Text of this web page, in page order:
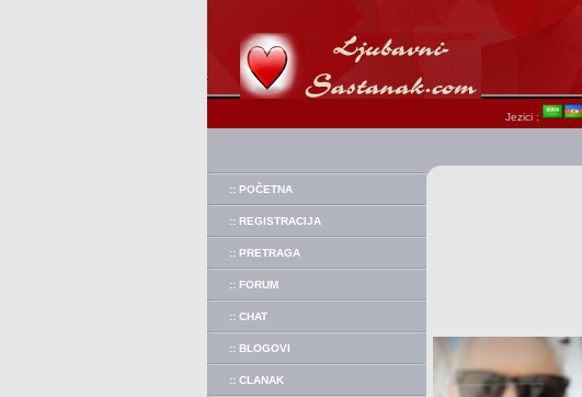
Jezici :
:: POČETNA
:: REGISTRACIJA
:: PRETRAGA
:: FORUM
:: CHAT
:: BLOGOVI
:: CLANAK